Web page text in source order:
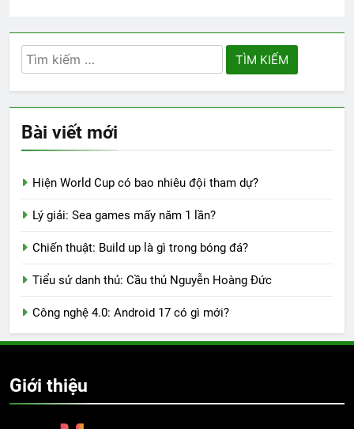
Tìm
kiếm
Bài viết mới
Hiện World Cup có bao nhiêu đội tham dự?
Lý giải: Sea games mấy năm 1 lần?
Chiến thuật: Build up là gì trong bóng đá?
Tiểu sử danh thủ: Cầu thủ Nguyễn Hoàng Đức
Công nghệ 4.0: Android 17 có gì mới?
Giới thiệu